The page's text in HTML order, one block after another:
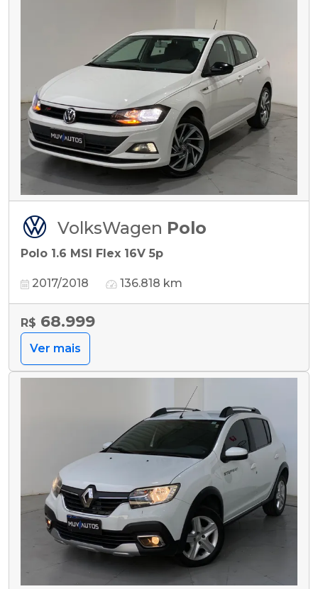
VolksWagen Polo
Polo 1.6 MSI Flex 16V 5p
2017/2018 136.818 km
R$ 68.999
Ver mais